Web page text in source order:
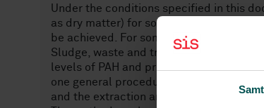
Under the conditions specified in this
as dry matter) for soils, sludge and
be achieved. For some specific
Sludge, waste and treated biowaste
levels of PAH and presence of
one general procedure. This document
and the extraction and clean-up